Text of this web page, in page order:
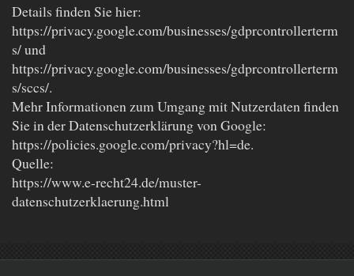
Details finden Sie hier:
https://privacy.google.com/businesses/gdprcontrollerterm
s/ und
https://privacy.google.com/businesses/gdprcontrollerterm
s/sccs/.
Mehr Informationen zum Umgang mit Nutzerdaten finden
Sie in der Datenschutzerklärung von Google:
https://policies.google.com/privacy?hl=de.
Quelle:
https://www.e-recht24.de/muster-
datenschutzerklaerung.html